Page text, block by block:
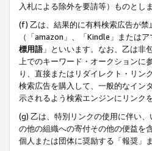
入札による除外を要請等）ものとしま
(f) 乙は、結果的に有料検索広告が禁
（「amazon」、「Kindle」または
標用語」といいます。なお、乙は非
上でのキーワード・オークションに
り、直接またはリダイレクト・リン
検索広告を購入して、一般的なイン
示されるよう検索エンジンにリンク
(g) 乙は、特別リンクの使用に伴い
の他の組織への寄付その他の便益を
個人または団体に奨励する「報奨」